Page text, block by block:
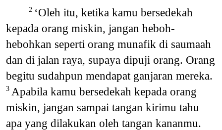
2 ‘Oleh itu, ketika kamu bersedekah
kepada orang miskin, jangan heboh-
hebohkan seperti orang munafik di saumaah
dan di jalan raya, supaya dipuji orang. Orang
begitu sudahpun mendapat ganjaran mereka.
3 Apabila kamu bersedekah kepada orang
miskin, jangan sampai tangan kirimu tahu
apa yang dilakukan oleh tangan kananmu.